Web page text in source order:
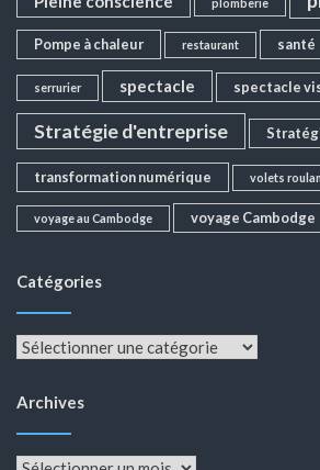
Pompe à chaleur restaurant santé
serrurier spectacle spectacle
Stratégie d'entreprise
transformation numérique volets
voyage au Cambodge voyage Cambodge
Catégories
Catégories
Archives
Archives